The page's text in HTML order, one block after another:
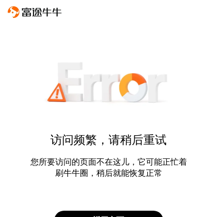
访问频繁，请稍后重试
您所要访问的页面不在这儿，它可能正忙着
刷牛牛圈，稍后就能恢复正常